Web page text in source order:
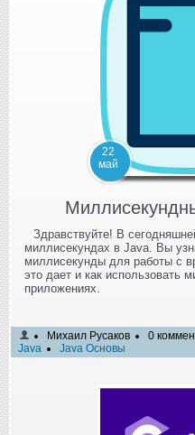
22
май
Здравствуйте! В
миллисекундах в Java. Вы
миллисекунды для работы с
это дает и как использовать
приложениях.
Михаил Русаков
0
Java
Java Основы